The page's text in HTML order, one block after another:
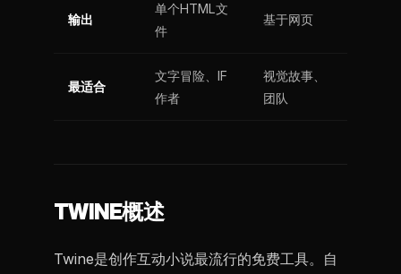
输出
单个HTML文
件
基于网页
最适合
文字冒险、IF
作者
视觉故事、
团队
TWINE概述
Twine是创作互动小说最流行的免费工具。自